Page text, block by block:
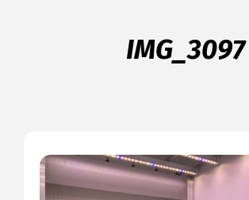
IMG_3097